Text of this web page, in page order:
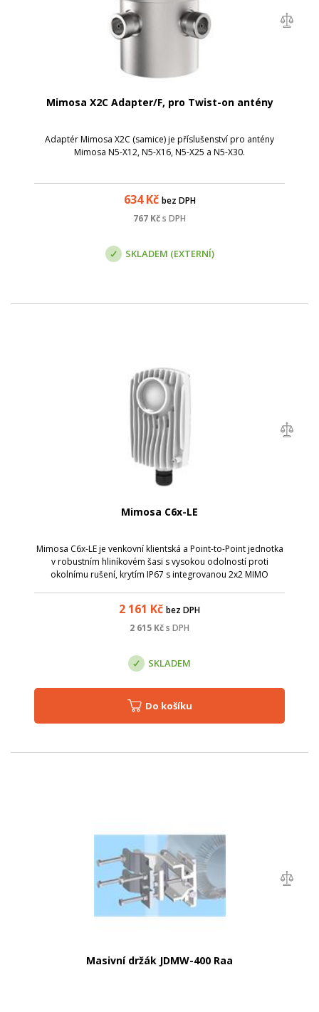
Mimosa X2C Adapter/F, pro Twist-on antény
Adaptér Mimosa X2C (samice) je příslušenství pro antény
Mimosa N5-X12, N5-X16, N5-X25 a N5-X30.
634Kč bez DPH
767 Kčs DPH
SKLADEM (EXTERNÍ)
Mimosa C6x-LE
Mimosa C6x-LE je venkovní klientská a Point-to-Point jednotka
v robustním hliníkovém šasi s vysokou odolností proti
okolnímu rušení, krytím IP67 s integrovanou 2x2 MIMO
2 161 Kč bez DPH
2 615 Kčs DPH
SKLADEM
Do košíku
Masivní držák JDMW-400 Raa